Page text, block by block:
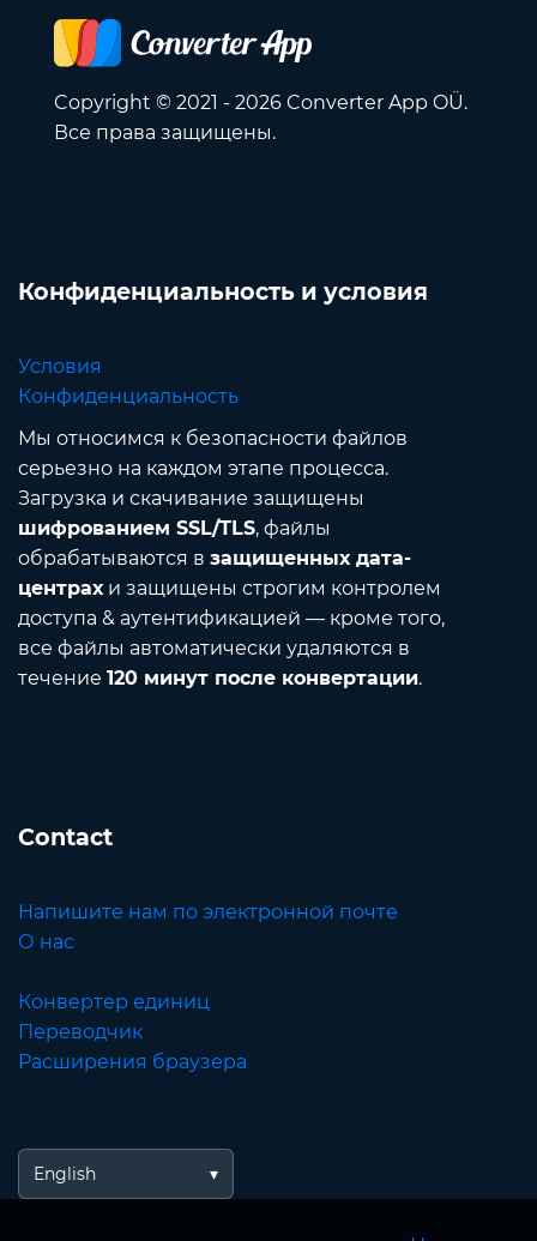
Copyright © 2021 - 2026 Converter App OÜ.
Все права защищены.
Конфиденциальность и условия
Условия
Конфиденциальность
Мы относимся к безопасности файлов
серьезно на каждом этапе процесса.
Загрузка и скачивание защищены
шифрованием SSL/TLS, файлы
обрабатываются в защищенных дата-
центрахи защищены строгим контролем
доступа & аутентификацией — кроме того,
все файлы автоматически удаляются в
течение 120 минут после конвертации.
Contact
Напишите нам по электронной почте
О нас
Конвертер единиц
Переводчик
Расширения браузера
English